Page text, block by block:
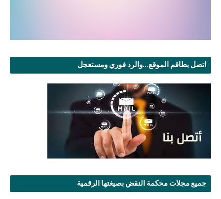
اتصل بطاقم الموقع...والرد فوري ومستعجل
جميع مجلات محكمة النقض بصيغتها الرقمية